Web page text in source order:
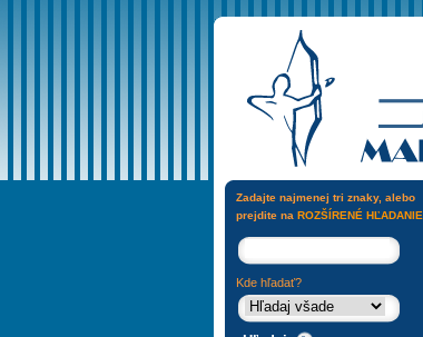
Zadajte najmenej tri znaky, alebo
prejdite na ROZŠÍRENÉ HĽADANIE
Kde hľadať?